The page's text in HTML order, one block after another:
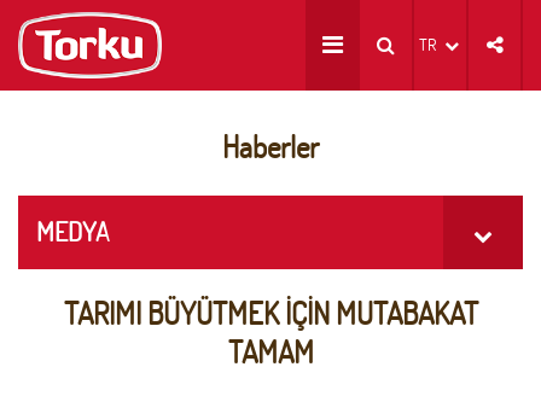
TR
Haberler
MEDYA
TARIMI BÜYÜTMEK İÇİN MUTABAKAT
TAMAM